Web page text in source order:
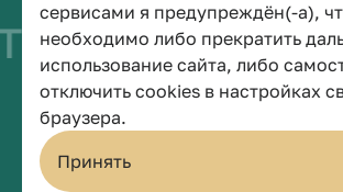
сервисами я предупреждён(-а),
необходимо либо прекратить
использование сайта, либо
отключить cookies в настройках
браузера.
Принять
быть
© 2026 Волгоградский государственный
Политика конфиденциальности
Политика по обработке персональных данных
Пользовательское соглашение